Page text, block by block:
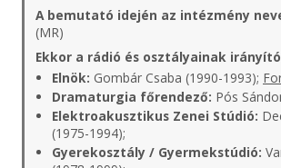
A bemutató idején az intézmény
(MR)
Ekkor a rádió és osztályainak
Elnök: Gombár Csaba (1990-1993);
Dramaturgia főrendező: Pós
Elektroakusztikus Zenei Stúdió:
(1975-1994);
Gyerekosztály / Gyermekstúdió: